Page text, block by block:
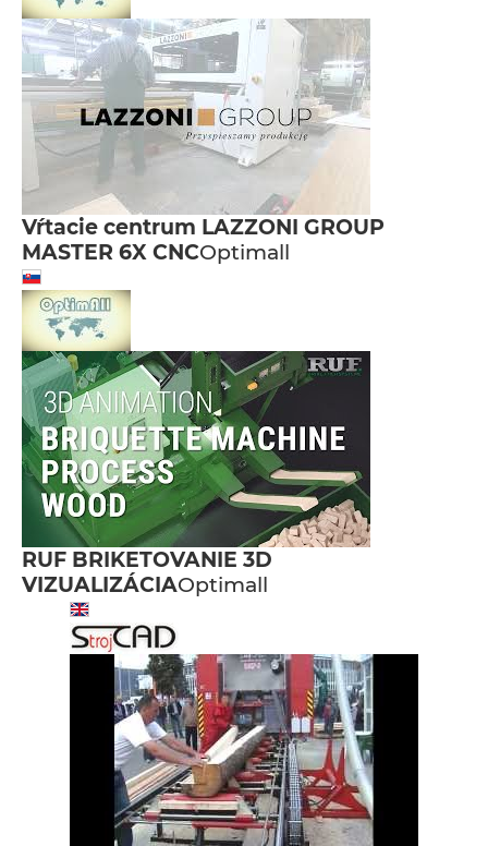
Vŕtacie centrum LAZZONI GROUP
MASTER 6X CNCOptimall
RUF BRIKETOVANIE 3D
VIZUALIZÁCIAOptimall